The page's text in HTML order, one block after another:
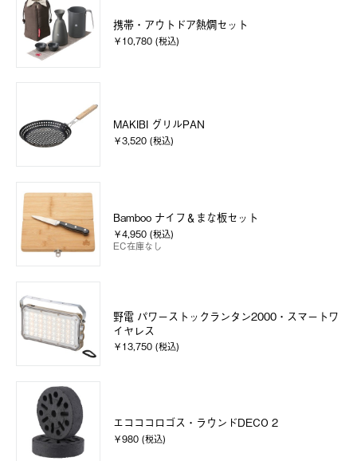
携帯・アウトドア熱燗セット
￥10,780 (税込)
MAKIBI グリルPAN
￥3,520 (税込)
Bamboo ナイフ＆まな板セット
￥4,950 (税込)
EC在庫なし
野電 パワーストックランタン2000・スマートワ
イヤレス
￥13,750 (税込)
エコココロゴス・ラウンドDECO 2
￥980 (税込)